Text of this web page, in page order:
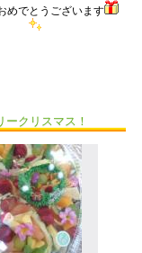
めでとうございます
ークリスマス！